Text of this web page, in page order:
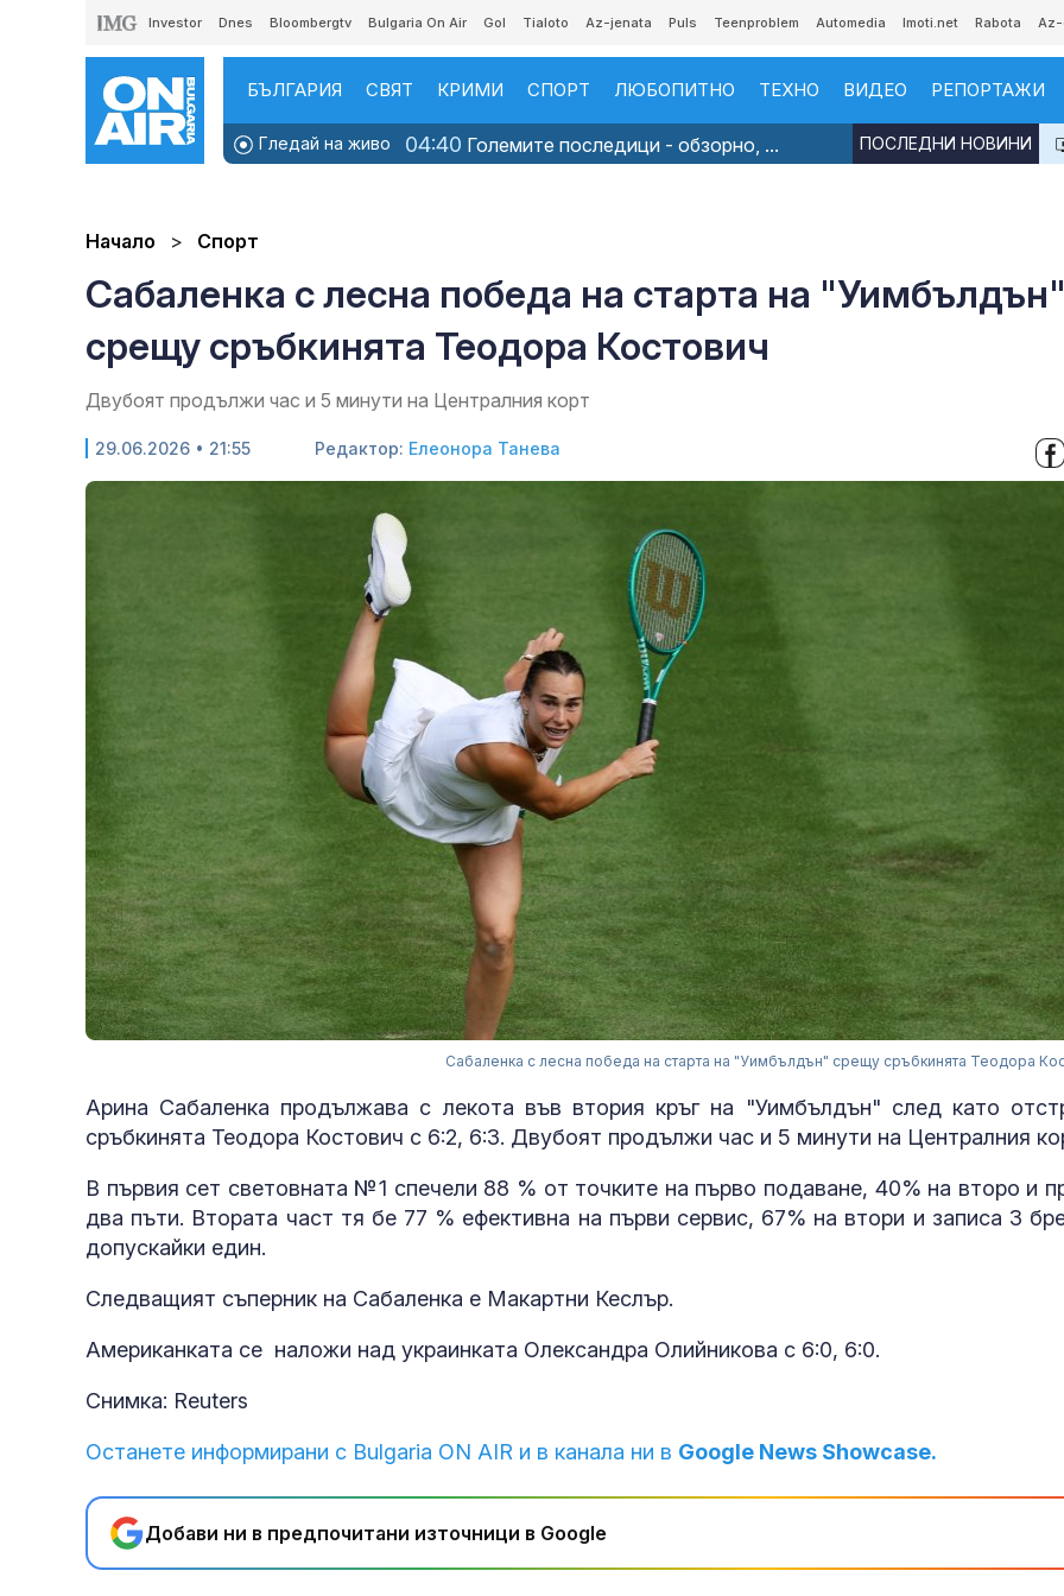
Investor Dnes Bloombergtv Bulgaria On Air Gol Tialoto Az-jenata Puls Teenproblem Automedia Imoti.net Rabota
БЪЛГАРИЯ СВЯТ КРИМИ СПОРТ ЛЮБОПИТНО ТЕХНО ВИДЕО РЕПОРТАЖИ
Гледай на живо 04:40 Големите последици - обзорно, ... ПОСЛЕДНИ НОВИНИ
Начало Спорт
Сабаленка с лесна победа на старта на
срещу сръбкинята Теодора Костович
Двубоят продължи час и 5 минути на Централния корт
29.06.2026 • 21:55 Редактор: Елеонора Танева
Сабаленка с лесна победа на старта на "Уимбълдън" срещу сръбкинята Теодора
Арина Сабаленка продължава с лекота във втория кръг на "Уимбълдън" след като
сръбкинята Теодора Костович с 6:2, 6:3. Двубоят продължи час и 5 минути на Централния
В първия сет световната №1 спечели 88 % от точките на първо подаване, 40% на второ и
два пъти. Втората част тя бе 77 % ефективна на първи сервис, 67% на втори и записа 3
допускайки един.
Следващият съперник на Сабаленка е Макартни Кеслър.
Американката се наложи над украинката Олександра Олийникова с 6:0, 6:0.
Снимка: Reuters
Останете информирани с Bulgaria ON AIR и в канала ни в Google News Showcase.
Добави ни в предпочитани източници в Google